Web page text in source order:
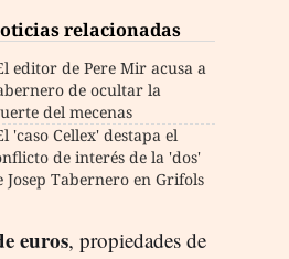
relacionadas
editor de Pere Mir acusa a
de ocultar la
del mecenas
'caso Cellex' destapa el
de interés de la 'dos'
Josep Tabernero en Grifols
euros, propiedades de